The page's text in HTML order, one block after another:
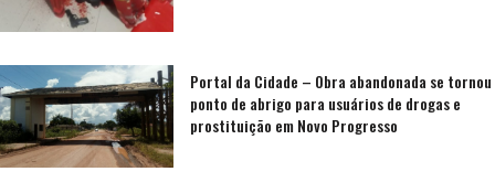
Portal da Cidade – Obra abandonada se tornou
ponto de abrigo para usuários de drogas e
prostituição em Novo Progresso